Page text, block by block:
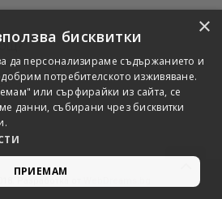
×
бисквитки
да персонализираме съдържанието и
потребителското изживяване.
или сърфирайки из сайта, се
данни, събирани чрез бисквитки
ПРИЕМАМ